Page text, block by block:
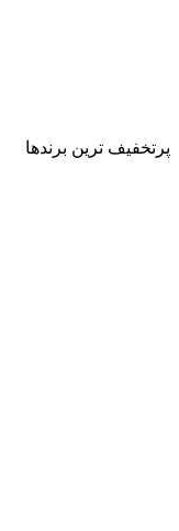
پرتخفیف ترین برندها